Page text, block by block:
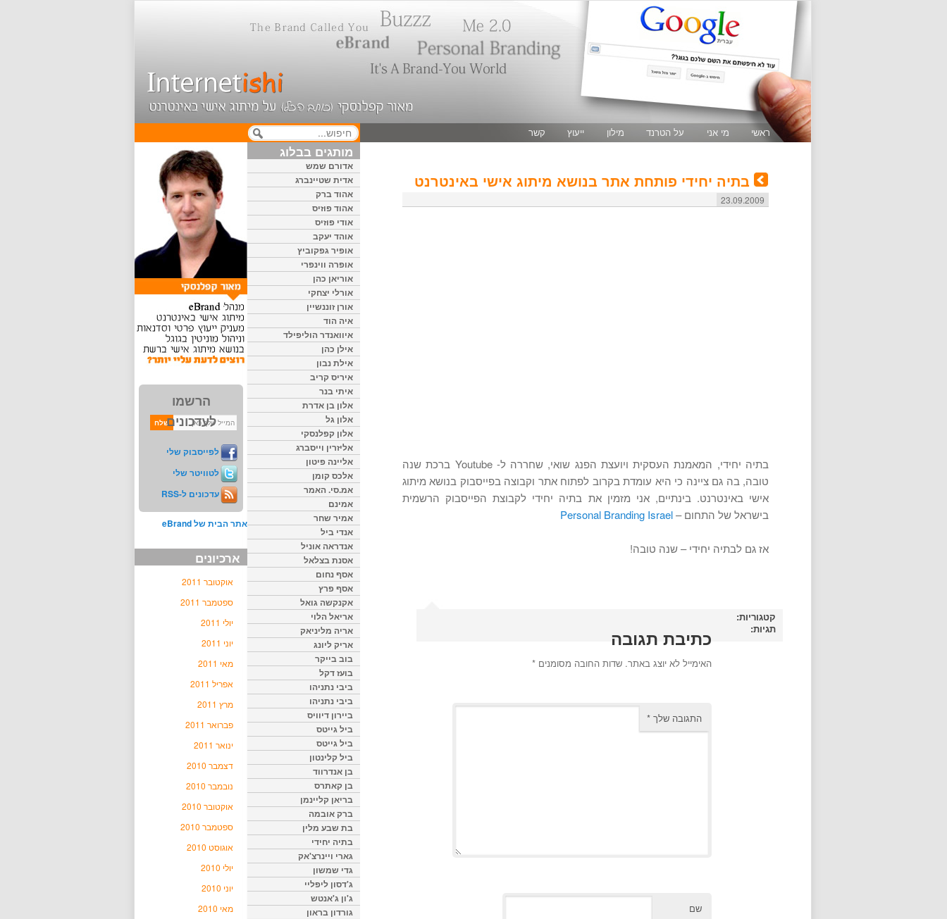
ראשי מי אני על הטרנד מילון ייעוץ קשר
בתיה יחידי פותחת אתר בנושא מיתוג אישי באינטרנט
23.09.2009
בתיה יחידי, המאמנת העסקית ויועצת הפנג שואי, שחררה ל- Youtube ברכת שנה
טובה, בה גם ציינה כי היא עומדת בקרוב לפתוח אתר וקבוצה בפייסבוק בנושא מיתוג
אישי באינטרנט. בינתיים, אני מזמין את בתיה יחידי לקבוצת הפייסבוק הרשמית
בישראל של התחום –Personal Branding Israel
אז גם לבתיה יחידי – שנה טובה!
קטגוריות:
תגיות:
כתיבת תגובה
האימייל לא יוצג באתר. שדות החובה מסומנים *
התגובה שלך *
שם
הרשמו
לעדכונים
לפייסבוק שלי
לטוויטר שלי
עדכונים ל-RSS
אתר הבית של eBrand
ארכיונים
אוקטובר 2011
ספטמבר 2011
יולי 2011
יוני 2011
מאי 2011
אפריל 2011
מרץ 2011
פברואר 2011
ינואר 2011
דצמבר 2010
נובמבר 2010
אוקטובר 2010
ספטמבר 2010
אוגוסט 2010
יולי 2010
יוני 2010
מאי 2010
מותגים בבלוג
אדורם שמש
אדית שטיינברג
אהוד ברק
אהוד פוזיס
אודי פוזיס
אוהד יעקב
אופיר גפקוביץ
אופרה ווינפרי
אוריאן כהן
אורלי יצחקי
אורן זוננשיין
איה הוד
איוואנדר הוליפילד
אילן כהן
אילת נבון
איריס קריב
איתי בנר
אלון בן אדרת
אלון גל
אלון קפלנסקי
אליזרין וייסברג
אליינה פיטון
אלכס קומן
אמ.סי. האמר
אמינם
אמיר שחר
אנדי ביל
אנדראה אוניל
אסנת בצלאל
אסף נחום
אסף פרץ
אקנקשה גואל
אריאל הלוי
אריה מליניאק
אריק ליונג
בוב בייקר
בועז דקל
ביבי נתניהו
ביבי נתניהו
ביירון דיוויס
ביל גייטס
ביל גייטס
ביל קלינטון
בן אנדרווד
בן קאתרס
בריאן קליינמן
ברק אובמה
בת שבע מלין
בתיה יחידי
גארי ויינרצ'אק
גדי שמשון
ג'דסון ליפליי
ג'ון ג'אנטש
גורדון בראון